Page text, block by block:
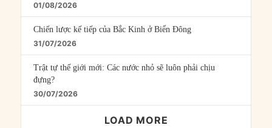
01/08/2026
Chiến lược kế tiếp của Bắc Kinh ở Biển Đông
31/07/2026
Trật tự thế giới mới: Các nước nhỏ sẽ luôn phải chịu
đựng?
30/07/2026
LOAD MORE